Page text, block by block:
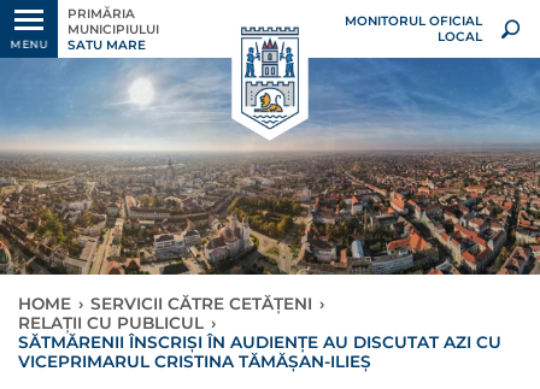
MENU
PRIMĂRIA
MUNICIPIULUI
SATU MARE
MONITORUL OFICIAL
LOCAL
HOME › SERVICII CĂTRE CETĂȚENI ›
RELAȚII CU PUBLICUL ›
SĂTMĂRENII ÎNSCRIȘI ÎN AUDIENȚE AU DISCUTAT AZI CU
VICEPRIMARUL CRISTINA TĂMĂȘAN-ILIEȘ